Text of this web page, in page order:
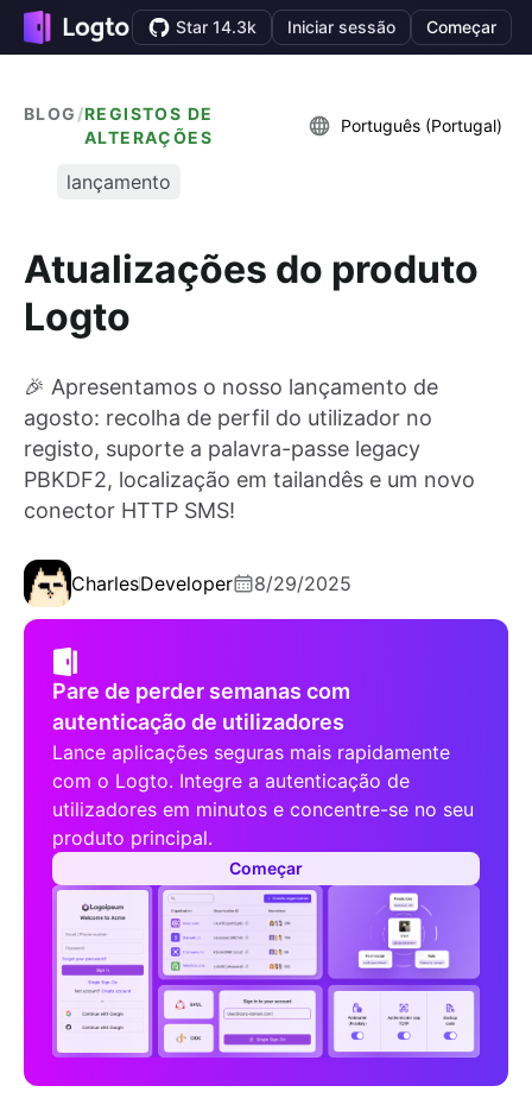
Star 14.3k Iniciar sessão Começar
BLOG /REGISTOS DE
ALTERAÇÕES
Português (Portugal)
lançamento
Atualizações do produto
Logto
🎉 Apresentamos o nosso lançamento de
agosto: recolha de perfil do utilizador no
registo, suporte a palavra-passe legacy
PBKDF2, localização em tailandês e um novo
conector HTTP SMS!
CharlesDeveloper 8/29/2025
Pare de perder semanas com
autenticação de utilizadores
Lance aplicações seguras mais rapidamente
com o Logto. Integre a autenticação de
utilizadores em minutos e concentre-se no seu
produto principal.
Começar